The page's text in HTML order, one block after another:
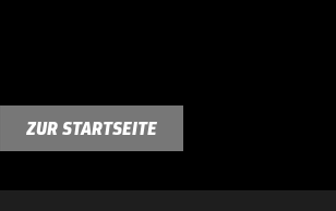
ZUR STARTSEITE